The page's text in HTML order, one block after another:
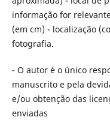
informação for
(em cm) - localização
fotografia.
- O autor é o único
manuscrito e pela
e/ou obtenção das
enviadas